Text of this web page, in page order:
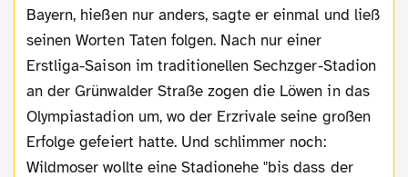
Bayern, hießen nur anders, sagte er einmal und ließ
seinen Worten Taten folgen. Nach nur einer
Erstliga-Saison im traditionellen Sechzger-Stadion
an der Grünwalder Straße zogen die Löwen in das
Olympiastadion um, wo der Erzrivale seine großen
Erfolge gefeiert hatte. Und schlimmer noch:
Wildmoser wollte eine Stadionehe "bis dass der